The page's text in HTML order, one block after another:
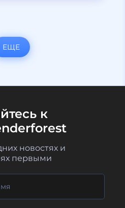
ЕЩЕ
к
новостях и
первыми